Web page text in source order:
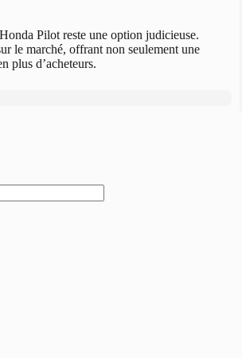
Pilot reste une option judicieuse.
le marché, offrant non seulement une
plus d’acheteurs.